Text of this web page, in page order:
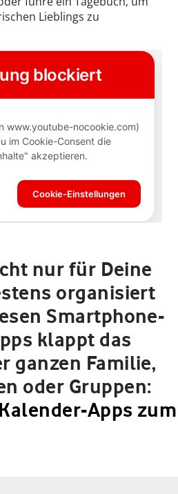
Lieblings zu
nur für Deine
organisiert
Smartphone-
klappt das
ganzen Familie,
oder Gruppen:
Apps zum